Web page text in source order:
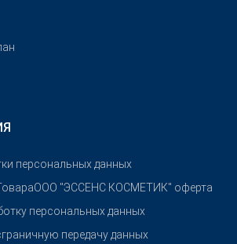
персональных данных
OOO "ЭССЕНС КОСМЕТИК" оферта
персональных данных
передачу данных